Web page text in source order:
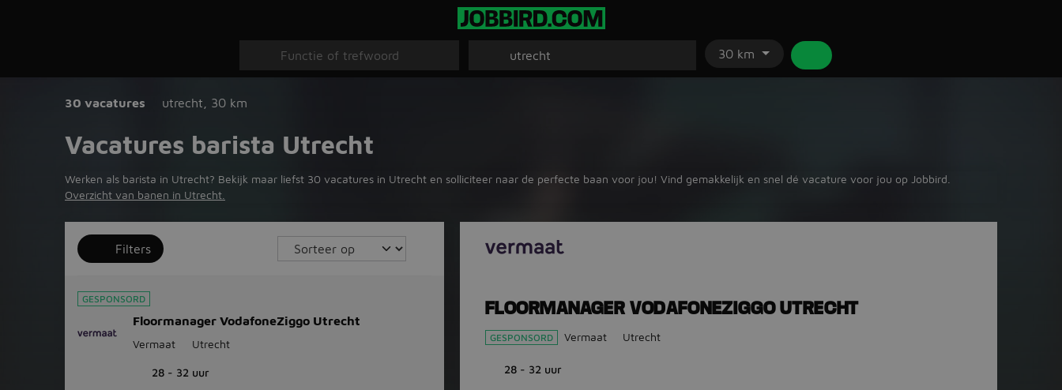
30 km
30 vacatures utrecht 30 km
Vacatures barista Utrecht
Werken als barista in Utrecht? Bekijk maar liefst 30 vacatures in Utrecht en solliciteer naar de perfecte baan voor jou! Vind gemakkelijk en snel dé vacature voor jou op Jobbird.
Overzicht van banen in Utrecht.
Filters
GESPONSORD
Floormanager VodafoneZiggo Utrecht
Vermaat Utrecht
28 - 32 uur
FLOORMANAGER VODAFONEZIGGO UTRECHT
GESPONSORD Vermaat Utrecht
28 - 32 uur